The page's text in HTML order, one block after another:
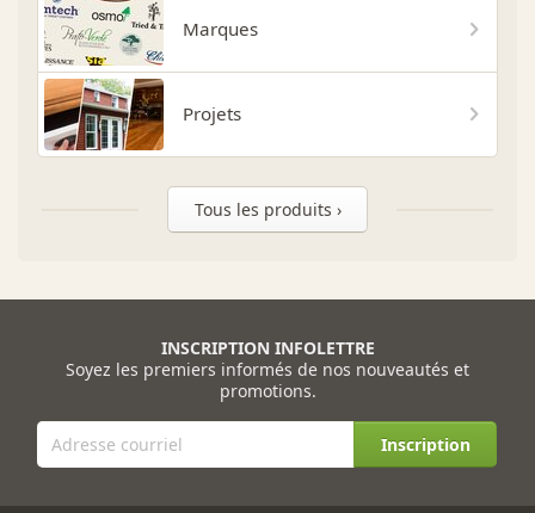
Marques
Projets
Tous les produits ›
INSCRIPTION INFOLETTRE
Soyez les premiers informés de nos nouveautés et
promotions.
Inscription